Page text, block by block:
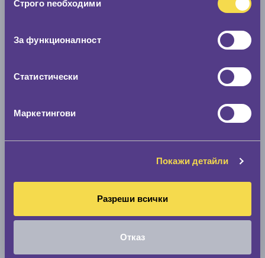
наСтрого nеобходими
За функционалност
Статистически
Маркетингови
Покажи детайли
Разреши всички
Отказ
По марка автомобил